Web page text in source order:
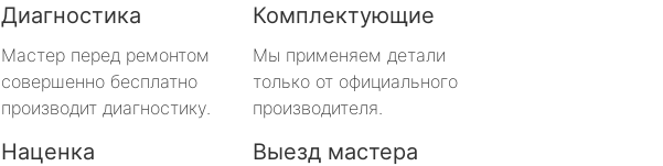
Диагностика
Мастер перед ремонтом
совершенно бесплатно
производит диагностику.
Комплектующие
Мы применяем детали
только от официального
производителя.
Наценка Выезд мастера